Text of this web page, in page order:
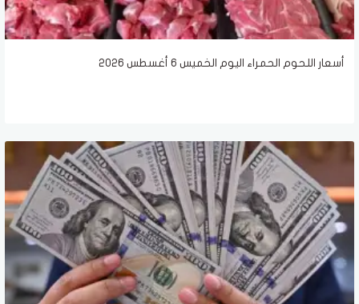
أسعار اللحوم الحمراء اليوم الخميس 6 أغسطس 2026